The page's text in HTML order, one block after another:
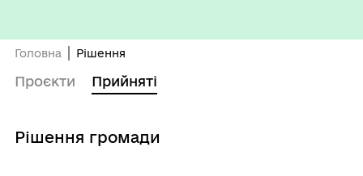
Головна Рішення
Проєкти Прийняті
Рішення громади